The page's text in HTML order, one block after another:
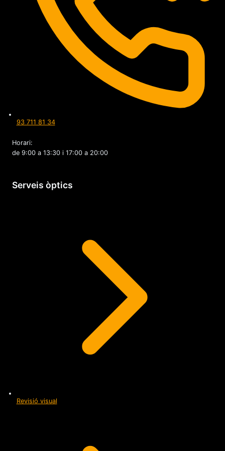
93 711 81 34
Horari:
de 9:00 a 13:30 i 17:00 a 20:00
Serveis òptics
Revisió visual